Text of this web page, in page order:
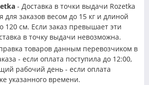
- Доставка в точки выдачи Rozetka
для заказов весом до 15 кг и длиной
120 см. Если заказ превышает эти
в точку выдачи невозможна.
товаров данным перевозчиком в
- если оплата поступила до 12:00,
рабочий день - если оплата
указанного времени.